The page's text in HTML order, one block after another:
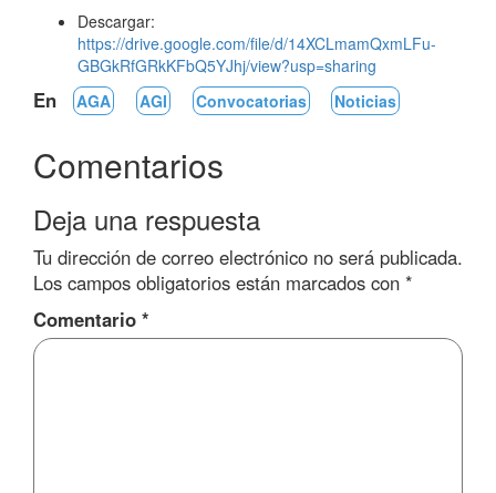
Descargar:
https://drive.google.com/file/d/14XCLmamQxmLFu-
GBGkRfGRkKFbQ5YJhj/view?usp=sharing
En AGA AGI Convocatorias Noticias
Comentarios
Deja una respuesta
Tu dirección de correo electrónico no será publicada.
Los campos obligatorios están marcados con *
Comentario *